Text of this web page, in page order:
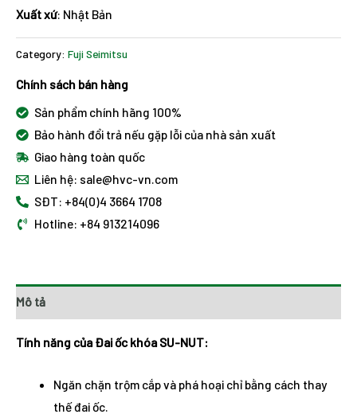
Xuất xứ: Nhật Bản
Category: Fuji Seimitsu
Chính sách bán hàng
Sản phẩm chính hãng 100%
Bảo hành đổi trả nếu gặp lỗi của nhà sản xuất
Giao hàng toàn quốc
Liên hệ: sale@hvc-vn.com
SĐT: +84(0)4 3664 1708
Hotline: +84 913214096
Mô tả
Tính năng của Đai ốc khóa SU-NUT:
Ngăn chặn trộm cắp và phá hoại chỉ bằng cách thay
thế đai ốc.